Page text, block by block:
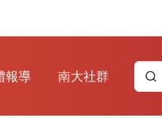
報導 南大社群